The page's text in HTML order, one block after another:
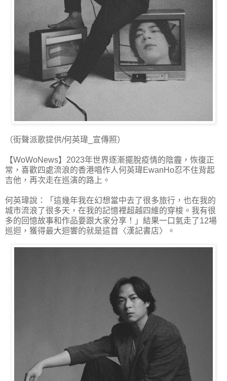
（街聲派歌提供/何英瑋_宣傳照）
【WoWoNews】2023年世界逐漸擺脫疫情的陰霾，恢復正
常，喜歡四處流浪的香港唱作人何英瑋EwanHo忍不住背起
吉他，再次走在巡演的路上。
何英瑋說：「這幾年我在幻想當中去了很多旅行，也在我的
城市流浪了很多天，在我的記憶裡超越四維的穿梭。我有很
多的回憶故事和作品要跟大家分享！」結果一口氣走了12場
巡迴，獲得最大迴響的就是這首〈漢記書店〉。